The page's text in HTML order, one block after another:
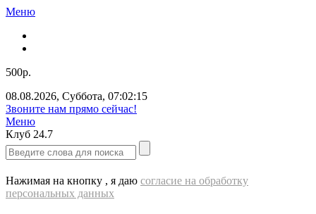
Меню
500р.
08.08.2026, Суббота, 07:02:16
Звоните нам прямо сейчас!
Меню
Клуб 24.7
Нажимая на кнопку , я даю согласие на обработку
персональных данных